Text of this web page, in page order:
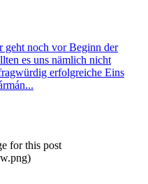
geht noch vor Beginn der
es uns nämlich nicht
erfolgreiche Eins